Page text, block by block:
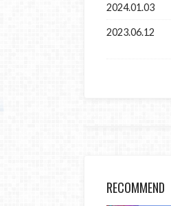
2024.01.03
2023.06.12
RECOMMEND